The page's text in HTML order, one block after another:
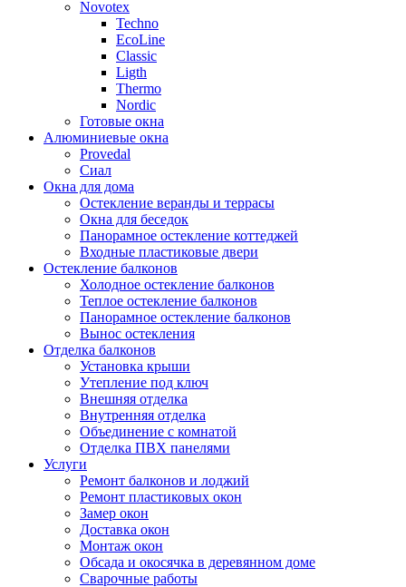
Novotex
Techno
EcoLine
Classic
Ligth
Thermo
Nordic
Готовые окна
Алюминиевые окна
Provedal
Сиал
Окна для дома
Остекление веранды и террасы
Окна для беседок
Панорамное остекление коттеджей
Входные пластиковые двери
Остекление балконов
Холодное остекление балконов
Теплое остекление балконов
Панорамное остекление балконов
Вынос остекления
Отделка балконов
Установка крыши
Утепление под ключ
Внешняя отделка
Внутренняя отделка
Объединение с комнатой
Отделка ПВХ панелями
Услуги
Ремонт балконов и лоджий
Ремонт пластиковых окон
Замер окон
Доставка окон
Монтаж окон
Обсада и окосячка в деревянном доме
Сварочные работы